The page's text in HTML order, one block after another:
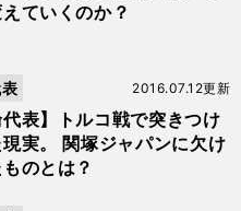
ていくのか？
代表】トルコ戦で突きつけ
現実。 関塚ジャパンに欠け
のとは？
2016.07.12更新